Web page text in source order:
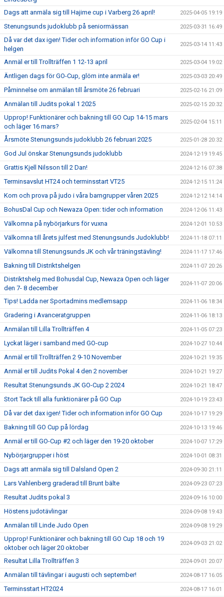
Dags att anmäla sig till Hajime cup i Varberg 26 april!
2025-04-05 19:19
Stenungsunds judoklubb på seniormässan 2025-03-31 16:49
Då var det dax igen! Tider och information inför GO Cup i
helgen
2025-03-14 11:43
Anmäl er till Trollträffen 1 12-13 april 2025-03-04 19:02
Äntligen dags för GO-Cup, glöm inte anmäla er! 2025-03-03 20:49
Påminnelse om anmälan till årsmöte 26 februari 2025-02-16 21:09
Anmälan till Judits pokal 1 2025 2025-02-15 20:32
Upprop! Funktionärer och bakning till GO Cup 14-15 mars
och läger 16 mars?
2025-02-04 15:11
Årsmöte Stenungsunds judoklubb 26 februari 2025 2025-01-28 20:32
God Jul önskar Stenungsunds judoklubb 2024-12-19 19:45
Grattis Kjell Nilsson till 2 Dan! 2024-12-16 07:38
Terminsavslut HT24 och terminsstart VT25 2024-12-15 11:24
Kom och prova på judo i våra barngrupper våren 2025 2024-12-12 14:14
BohusDal Cup och Newaza Open: tider och information 2024-12-06 11:43
Välkomna på nybörjarkurs för vuxna 2024-12-01 10:53
Välkomna till årets julfest med Stenungsunds Judoklubb! 2024-11-18 07:11
Välkomna till Stenungsunds JK och vår träningstävling! 2024-11-17 17:46
Bakning till Distriktshelgen 2024-11-07 20:26
Distriktshelg med Bohusdal Cup, Newaza Open och läger
den 7- 8 december
2024-11-07 20:06
Tips! Ladda ner Sportadmins medlemsapp 2024-11-06 18:34
Gradering i Avanceratgruppen 2024-11-06 18:13
Anmälan till Lilla Trollträffen 4 2024-11-05 07:23
Lyckat läger i samband med GO-cup 2024-10-27 10:44
Anmäl er till Trollträffen 2 9-10 November 2024-10-21 19:35
Anmäl er till Judits Pokal 4 den 2 november 2024-10-21 19:27
Resultat Stenungsunds JK GO-Cup 2 2024 2024-10-21 18:47
Stort Tack till alla funktionärer på GO Cup 2024-10-19 23:43
Då var det dax igen! Tider och information inför GO Cup 2024-10-17 19:29
Bakning till GO Cup på lördag 2024-10-13 19:46
Anmäl er till GO-Cup #2 och läger den 19-20 oktober 2024-10-07 17:29
Nybörjargrupper i höst 2024-10-01 08:31
Dags att anmäla sig till Dalsland Open 2 2024-09-30 21:11
Lars Vahlenberg graderad till Brunt bälte 2024-09-23 07:23
Resultat Judits pokal 3 2024-09-16 10:00
Höstens judotävlingar 2024-09-08 19:43
Anmälan till Linde Judo Open 2024-09-08 19:29
Upprop! Funktionärer och bakning till GO Cup 18 och 19
oktober och läger 20 oktober
2024-09-03 21:02
Resultat Lilla Trollträffen 3 2024-09-01 20:07
Anmälan till tävlingar i augusti och september! 2024-08-17 16:05
Terminsstart HT2024 2024-08-17 16:01